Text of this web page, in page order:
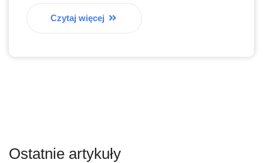
Czytaj więcej
Ostatnie artykuły